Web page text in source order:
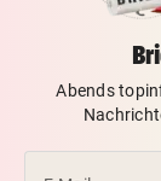
Abends